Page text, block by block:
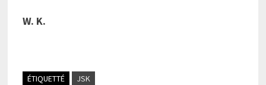
W. K.
ÉTIQUETTÉ JSK